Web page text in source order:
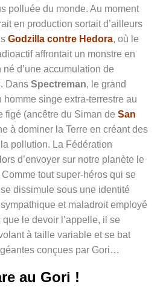
polluée du monde. Au moment
en production sortait d’ailleurs
Godzilla contre Hedora, où le
affrontait un monstre en
d’une accumulation de
Dans Spectreman, le grand
homme singe extra-terrestre au
figé (ancêtre du Siman de San
à dominer la Terre en créant des
pollution. La Fédération
d’envoyer sur notre planète le
tout super-héros qui se
dissimule sous une identité
et maladroit employé
le devoir l’appelle, il se
à taille variable et se bat
conçues par Gori…
au Gori !